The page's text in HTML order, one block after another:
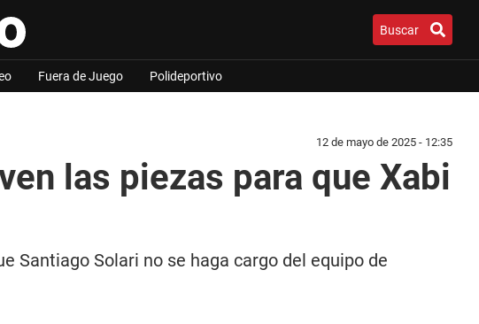
Buscar
Fuera de Juego Polideportivo
12 de mayo de 2025 - 12:35
las piezas para que Xabi
Santiago Solari no se haga cargo del equipo de